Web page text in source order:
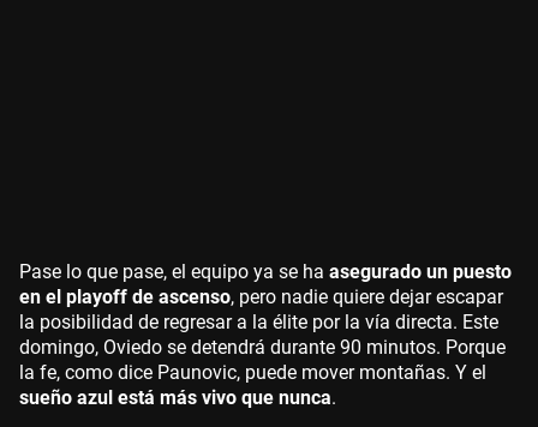
Pase lo que pase, el equipo ya se ha asegurado un puesto
en el playoff de ascenso, pero nadie quiere dejar escapar
la posibilidad de regresar a la élite por la vía directa. Este
domingo, Oviedo se detendrá durante 90 minutos. Porque
la fe, como dice Paunovic, puede mover montañas. Y el
sueño azul está más vivo que nunca.